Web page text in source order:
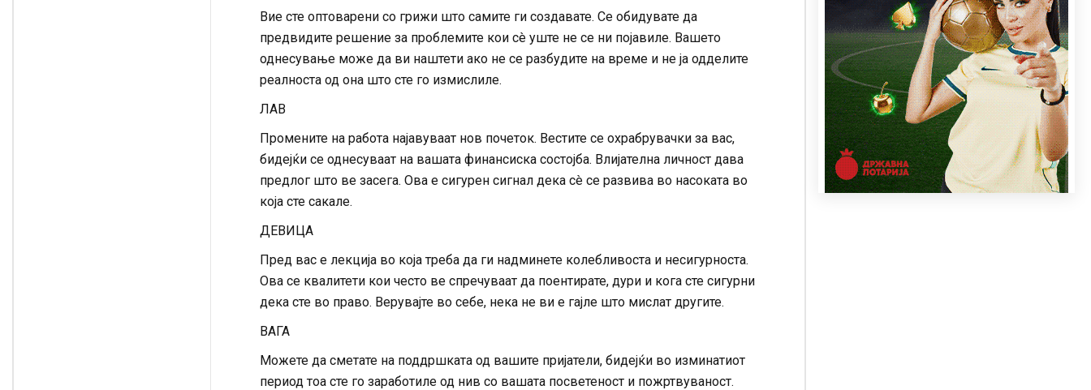
Вие сте оптоварени со грижи што самите ги создавате. Се обидувате да
предвидите решение за проблемите кои сè уште не се ни појавиле. Вашето
однесување може да ви наштети ако не се разбудите на време и не ја одделите
реалноста од она што сте го измислиле.
ЛАВ
Промените на работа најавуваат нов почеток. Вестите се охрабрувачки за вас,
бидејќи се однесуваат на вашата финансиска состојба. Влијателна личност дава
предлог што ве засега. Ова е сигурен сигнал дека сè се развива во насоката во
која сте сакале.
ДЕВИЦА
Пред вас е лекција во која треба да ги надминете колебливоста и несигурноста.
Ова се квалитети кои често ве спречуваат да поентирате, дури и кога сте сигурни
дека сте во право. Верувајте во себе, нека не ви е гајле што мислат другите.
ВАГА
Можете да сметате на поддршката од вашите пријатели, бидејќи во изминатиот
период тоа сте го заработиле од нив со вашата посветеност и пожртвуваност.